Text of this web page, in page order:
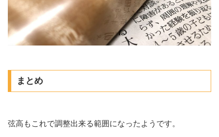
まとめ
弦高もこれで調整出来る範囲になったようです。